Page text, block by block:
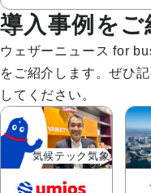
導入事例をご
ウェザーニュース for
をご紹介します。ぜひ
してください。
気候テック気象